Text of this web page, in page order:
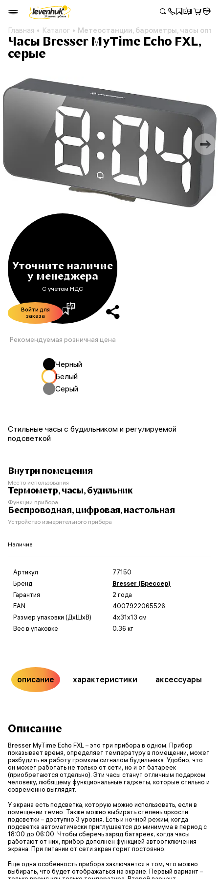
Главная Каталог Метеостанции, барометры, часы
Часы Bresser MyTime Echo FXL,
серые
Уточните наличие
у менеджера
С учетом НДС
Войти для
заказа
Рекомендуемая розничная цена
Черный
Белый
Серый
Стильные часы с будильником и регулируемой
подсветкой
Внутри помещения
Место использования
Термометр, часы, будильник
Функции прибора
Беспроводная, цифровая, настольная
Устройство измерительного прибора
Наличие
Артикул
77150
Бренд
Bresser (Брессер)
Гарантия
2 года
EAN
4007922065526
Размер упаковки (ДxШxВ)
4x31x13 см
Вес в упаковке
0.36 кг
описание характеристики аксессуары
Описание
Bresser MyTime Echo FXL – это три прибора в одном. Прибор
показывает время, определяет температуру в помещении, может
разбудить на работу громким сигналом будильника. Удобно, что
он может работать не только от сети, но и от батареек
(приобретаются отдельно). Эти часы станут отличным подарком
человеку, любящему функциональные гаджеты, которые стильно и
современно выглядят.
У экрана есть подсветка, которую можно использовать, если в
помещении темно. Также можно выбирать степень яркости
подсветки – доступно 3 уровня. Есть и ночной режим, когда
подсветка автоматически приглушается до минимума в период с
18:00 до 06:00. Чтобы сберечь заряд батареек, когда часы
работают от них, прибор дополнен функцией автоотключения
экрана. При питании от сети экран горит постоянно.
Еще одна особенность прибора заключается в том, что можно
выбирать, что будет отображаться на экране. Первый вариант –